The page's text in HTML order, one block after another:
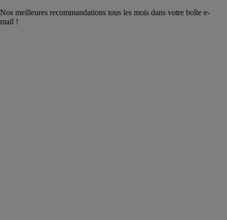
Nos meilleures recommandations tous les mois dans votre boîte e-
mail !